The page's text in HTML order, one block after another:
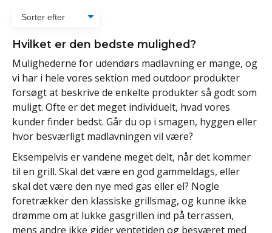
Hvilket er den bedste mulighed?
Mulighederne for udendørs madlavning er mange, og
vi har i hele vores sektion med outdoor produkter
forsøgt at beskrive de enkelte produkter så godt som
muligt. Ofte er det meget individuelt, hvad vores
kunder finder bedst. Går du op i smagen, hyggen eller
hvor besværligt madlavningen vil være?
Eksempelvis er vandene meget delt, når det kommer
til en grill. Skal det være en god gammeldags, eller
skal det være den nye med gas eller el? Nogle
foretrækker den klassiske grillsmag, og kunne ikke
drømme om at lukke gasgrillen ind på terrassen,
mens andre ikke gider ventetiden og besværet med